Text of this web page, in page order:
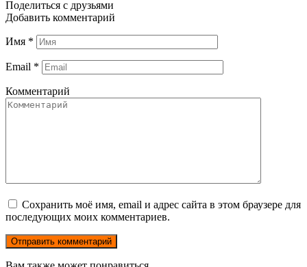
Поделиться с друзьями
Добавить комментарий
Имя *
Email *
Комментарий
Сохранить моё имя, email и адрес сайта в этом браузере для
последующих моих комментариев.